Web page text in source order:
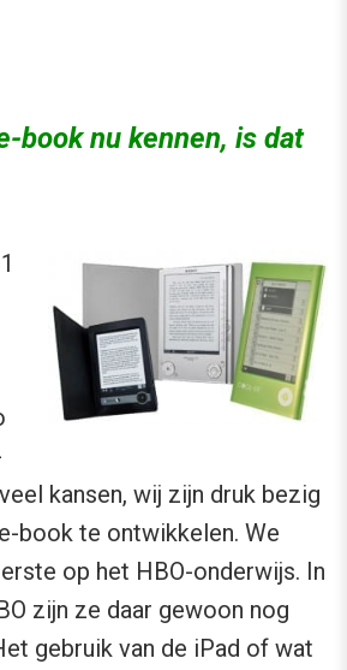
book nu kennen, is dat
kansen, wij zijn druk bezig
book te ontwikkelen. We
op het HBO-onderwijs. In
zijn ze daar gewoon nog
gebruik van de iPad of wat